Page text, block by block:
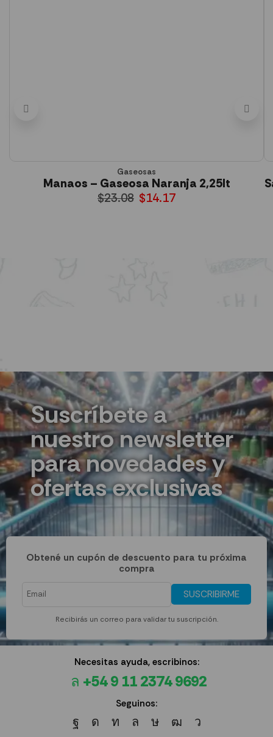
Gaseosas
Manaos – Gaseosa Naranja 2,25lt
$23.08 $14.17
Suscríbete a
nuestro newsletter
para novedades y
ofertas exclusivas
Obtené un cupón de descuento para tu próxima
compra
SUSCRIBIRME
Recibirás un correo para validar tu suscripción.
Necesitas ayuda, escribinos:
+54 9 11 2374 9692
Seguinos: